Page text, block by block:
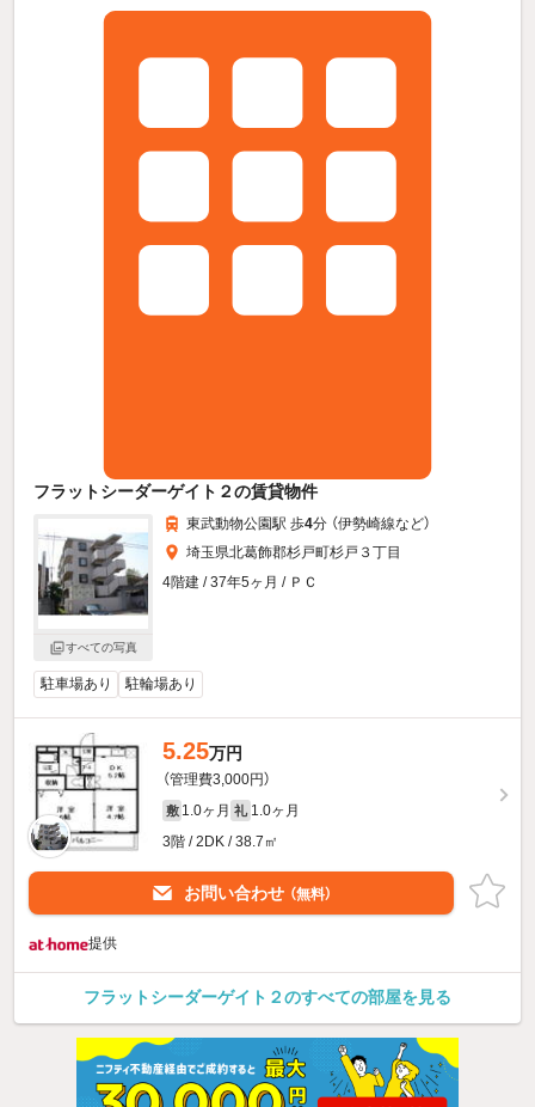
フラットシーダーゲイト２の賃貸物件
すべての写真
東武動物公園駅 歩4分 （伊勢崎線など）
埼玉県北葛飾郡杉戸町杉戸３丁目
4階建 / 37年5ヶ月 / ＰＣ
駐車場あり 駐輪場あり
5.25万円
（管理費3,000円）
敷 1.0ヶ月 礼 1.0ヶ月
3階 / 2DK / 38.7㎡
お問い合わせ （無料）
提供
フラットシーダーゲイト２のすべての部屋を見る